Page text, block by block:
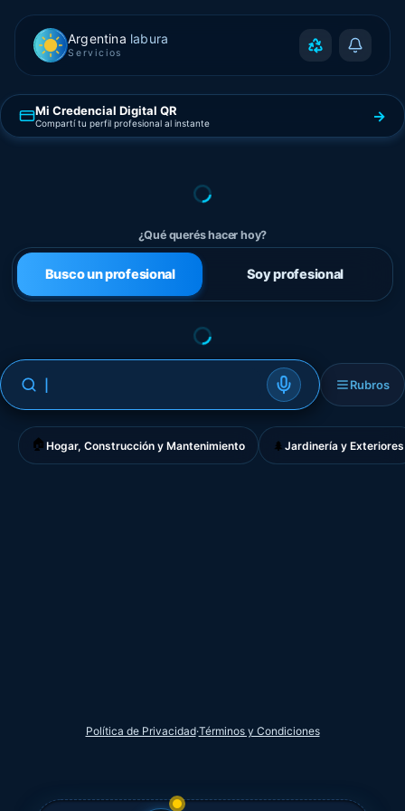
Mi Credencial Digital QR
Compartí tu perfil profesional al instante →
¿Qué querés hacer hoy?
Busco un profesional Soy profesional
Rubros
🏠 Hogar, Construcción y Mantenimiento 🌲 Jardinería y Exteriores
Política de Privacidad·Términos y Condiciones
Argentina labura
Servicios